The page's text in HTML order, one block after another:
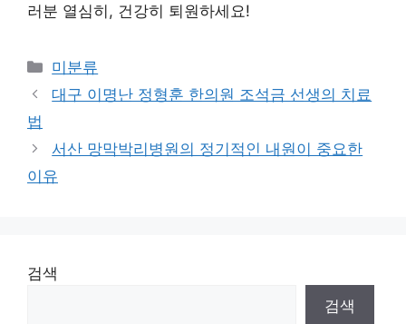
러분 열심히, 건강히 퇴원하세요!
Categories
미분류
대구 이명난 정형훈 한의원 조석금 선생의 치료
법
서산 망막박리병원의 정기적인 내원이 중요한
이유
검색
검색